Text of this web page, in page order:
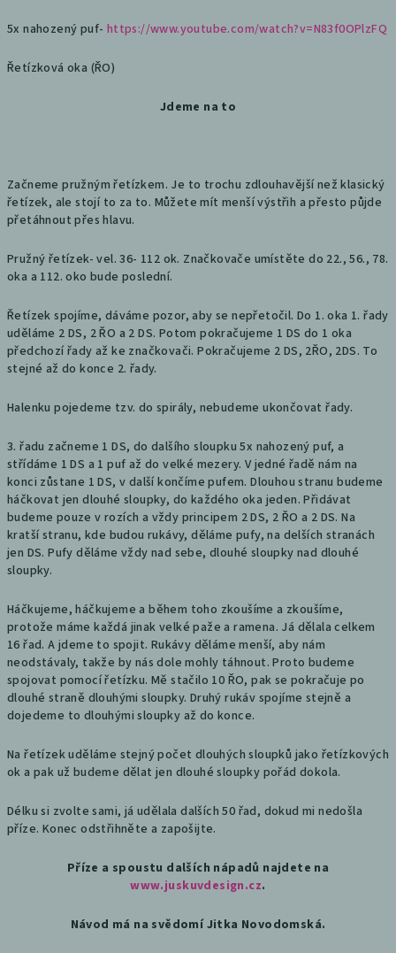
5x nahozený puf- https://www.youtube.com/watch?v=N83f0OPlzFQ
Řetízková oka (ŘO)
Jdeme na to
Začneme pružným řetízkem. Je to trochu zdlouhavější než klasický
řetízek, ale stojí to za to. Můžete mít menší výstřih a přesto půjde
přetáhnout přes hlavu.
Pružný řetízek- vel. 36- 112 ok. Značkovače umístěte do 22., 56., 78.
oka a 112. oko bude poslední.
Řetízek spojíme, dáváme pozor, aby se nepřetočil. Do 1. oka 1. řady
uděláme 2 DS, 2 ŘO a 2 DS. Potom pokračujeme 1 DS do 1 oka
předchozí řady až ke značkovači. Pokračujeme 2 DS, 2ŘO, 2DS. To
stejné až do konce 2. řady.
Halenku pojedeme tzv. do spirály, nebudeme ukončovat řady.
3. řadu začneme 1 DS, do dalšího sloupku 5x nahozený puf, a
střídáme 1 DS a 1 puf až do velké mezery. V jedné řadě nám na
konci zůstane 1 DS, v další končíme pufem. Dlouhou stranu budeme
háčkovat jen dlouhé sloupky, do každého oka jeden. Přidávat
budeme pouze v rozích a vždy principem 2 DS, 2 ŘO a 2 DS. Na
kratší stranu, kde budou rukávy, děláme pufy, na delších stranách
jen DS. Pufy děláme vždy nad sebe, dlouhé sloupky nad dlouhé
sloupky.
Háčkujeme, háčkujeme a během toho zkoušíme a zkoušíme,
protože máme každá jinak velké paže a ramena. Já dělala celkem
16 řad. A jdeme to spojit. Rukávy děláme menší, aby nám
neodstávaly, takže by nás dole mohly táhnout. Proto budeme
spojovat pomocí řetízku. Mě stačilo 10 ŘO, pak se pokračuje po
dlouhé straně dlouhými sloupky. Druhý rukáv spojíme stejně a
dojedeme to dlouhými sloupky až do konce.
Na řetízek uděláme stejný počet dlouhých sloupků jako řetízkových
ok a pak už budeme dělat jen dlouhé sloupky pořád dokola.
Délku si zvolte sami, já udělala dalších 50 řad, dokud mi nedošla
příze. Konec odstřihněte a zapošijte.
Příze a spoustu dalších nápadů najdete na
www.juskuvdesign.cz.
Návod má na svědomí Jitka Novodomská.